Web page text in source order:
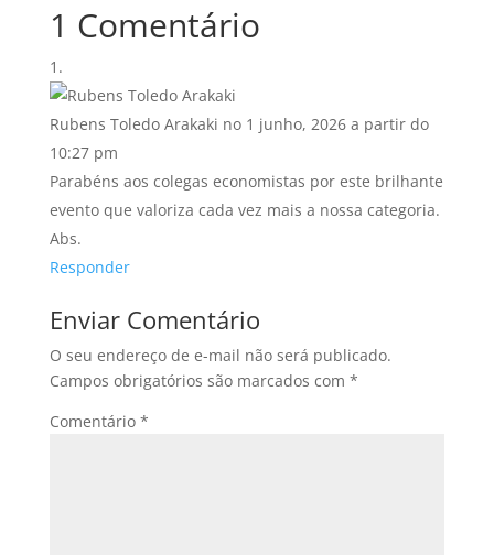
1 Comentário
Rubens Toledo Arakaki no 1 junho, 2026 a partir do
10:27 pm
Parabéns aos colegas economistas por este brilhante
evento que valoriza cada vez mais a nossa categoria.
Abs.
Responder
Enviar Comentário
O seu endereço de e-mail não será publicado.
Campos obrigatórios são marcados com *
Comentário *